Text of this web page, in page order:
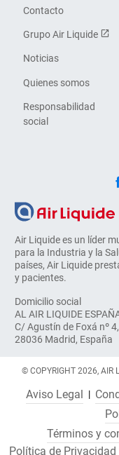
Air Liquide es un líder
para la Industria y la
países, Air Liquide
y pacientes.
Domicilio social
AL AIR LIQUIDE
C/ Agustín de Foxá nº
28036 Madrid, España
Contacto
Grupo Air Liquide
Noticias
Quienes somos
Responsabilidad
social
© COPYRIGHT 2026, AIR
Aviso Legal
Términos y
Política de